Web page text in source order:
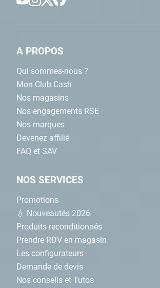
A PROPOS
Qui sommes-nous ?
Mon Club Cash
Nos magasins
Nos engagements RSE
Nos marques
Devenez affilié
FAQ et SAV
NOS SERVICES
Promotions
💧 Nouveautés 2026
Produits reconditionnés
Prendre RDV en magasin
Les configurateurs
Demande de devis
Nos conseils et Tutos